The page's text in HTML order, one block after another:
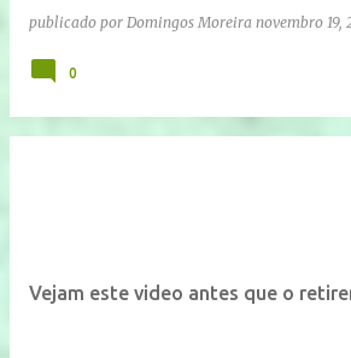
publicado por Domingos Moreira novembro 19,
0
Vejam este video antes que o